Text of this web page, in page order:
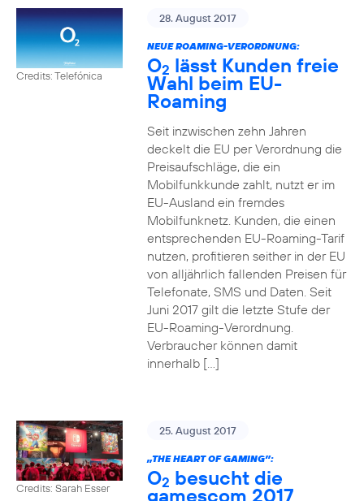
Credits: Telefónica
28. August 2017
NEUE ROAMING-VERORDNUNG:
O2 lässt Kunden freie
Wahl beim EU-
Roaming
Seit inzwischen zehn Jahren
deckelt die EU per Verordnung die
Preisaufschläge, die ein
Mobilfunkkunde zahlt, nutzt er im
EU-Ausland ein fremdes
Mobilfunknetz. Kunden, die einen
entsprechenden EU-Roaming-Tarif
nutzen, profitieren seither in der EU
von alljährlich fallenden Preisen für
Telefonate, SMS und Daten. Seit
Juni 2017 gilt die letzte Stufe der
EU-Roaming-Verordnung.
Verbraucher können damit
innerhalb […]
Credits: Sarah Esser
25. August 2017
„THE HEART OF GAMING”:
O2 besucht die
gamescom 2017